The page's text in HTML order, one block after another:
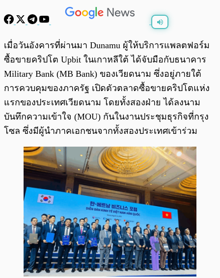
พร้อมเล่น
เมื่อวันอังคารที่ผ่านมา Dunamu ผู้ให้บริการแพลตฟอร์ม
ซื้อขายคริปโต Upbit ในเกาหลีใต้ ได้จับมือกับธนาคาร
Military Bank (MB Bank) ของเวียดนาม ซึ่งอยู่ภายใต้
การควบคุมของภาครัฐ เปิดตัวตลาดซื้อขายคริปโตแห่ง
แรกของประเทศเวียดนาม โดยทั้งสองฝ่าย ได้ลงนาม
บันทึกความเข้าใจ (MOU) กันในงานประชุมธุรกิจที่กรุง
โซล ซึ่งมีผู้นำภาคเอกชนจากทั้งสองประเทศเข้าร่วม